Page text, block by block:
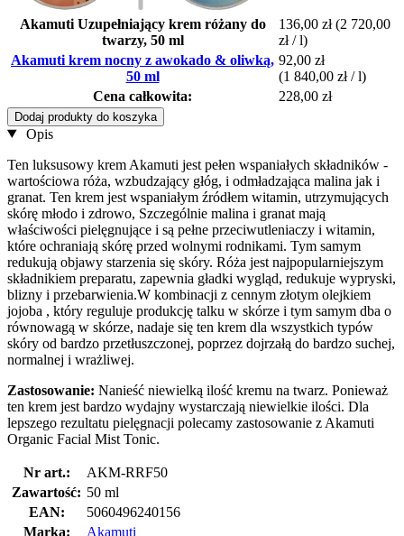
Akamuti Uzupełniający krem różany do
twarzy, 50 ml
136,00 zł (2 720,00
zł / l)
Akamuti krem nocny z awokado & oliwką,
50 ml
92,00 zł
(1 840,00 zł / l)
Cena całkowita:
228,00 zł
Dodaj produkty do koszyka
Opis
Ten luksusowy krem Akamuti jest pełen wspaniałych składników -
wartościowa róża, wzbudzający głóg, i odmładzająca malina jak i
granat. Ten krem jest wspaniałym źródłem witamin, utrzymujących
skórę młodo i zdrowo, Szczególnie malina i granat mają
właściwości pielęgnujące i są pełne przeciwutleniaczy i witamin,
które ochraniają skórę przed wolnymi rodnikami. Tym samym
redukują objawy starzenia się skóry. Róża jest najpopularniejszym
składnikiem preparatu, zapewnia gładki wygląd, redukuje wypryski,
blizny i przebarwienia.W kombinacji z cennym złotym olejkiem
jojoba , który reguluje produkcję talku w skórze i tym samym dba o
równowagą w skórze, nadaje się ten krem dla wszystkich typów
skóry od bardzo przetłuszczonej, poprzez dojrzałą do bardzo suchej,
normalnej i wrażliwej.
Zastosowanie: Nanieść niewielką ilość kremu na twarz. Ponieważ
ten krem jest bardzo wydajny wystarczają niewielkie ilości. Dla
lepszego rezultatu pielęgnacji polecamy zastosowanie z Akamuti
Organic Facial Mist Tonic.
Nr art.:
AKM-RRF50
Zawartość: 50 ml
EAN:
5060496240156
Marka:
Akamuti